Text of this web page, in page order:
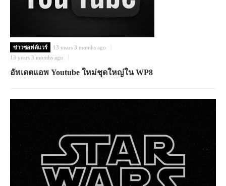
ข่าวซอฟต์แวร์
13 years 3 months ago
13 years 3 months ago
อัพเดตแอพ Youtube ใหม่ชุดใหญ่ใน WP8